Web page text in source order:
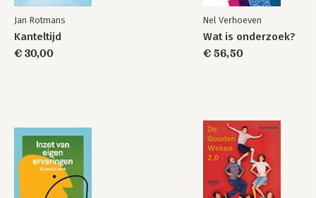
Jan Rotmans
Kanteltijd
€ 30,00
Nel Verhoeven
Wat is onderzoek?
€ 56,50